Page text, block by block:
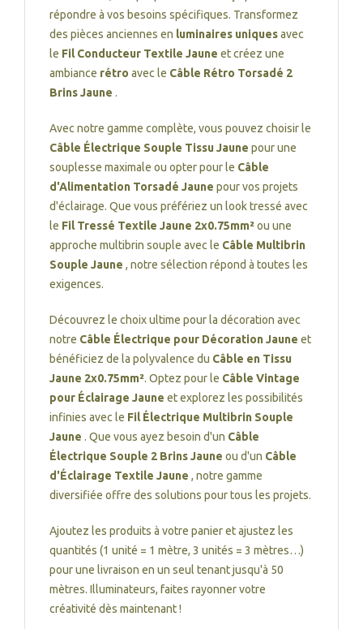
répondre à vos besoins spécifiques. Transformez
des pièces anciennes en luminaires uniquesavec
le Fil Conducteur Textile Jaune et créez une
ambiance rétro avec le Câble Rétro Torsadé 2
Brins Jaune .
Avec notre gamme complète, vous pouvez choisir le
Câble Électrique Souple Tissu Jaune pour une
souplesse maximale ou opter pour le Câble
d'Alimentation Torsadé Jaune pour vos projets
d'éclairage. Que vous préfériez un look tressé avec
le Fil Tressé Textile Jaune 2x0.75mm²ou une
approche multibrin souple avec le Câble Multibrin
Souple Jaune , notre sélection répond à toutes les
exigences.
Découvrez le choix ultime pour la décoration avec
notre Câble Électrique pour Décoration Jaune et
bénéficiez de la polyvalence du Câble en Tissu
Jaune 2x0.75mm². Optez pour le Câble Vintage
pour Éclairage Jaune et explorez les possibilités
infinies avec le Fil Électrique Multibrin Souple
Jaune . Que vous ayez besoin d'un Câble
Électrique Souple 2 Brins Jaune ou d'un Câble
d'Éclairage Textile Jaune , notre gamme
diversifiée offre des solutions pour tous les projets.
Ajoutez les produits à votre panier et ajustez les
quantités (1 unité = 1 mètre, 3 unités = 3 mètres…)
pour une livraison en un seul tenant jusqu'à 50
mètres. Illuminateurs, faites rayonner votre
créativité dès maintenant !